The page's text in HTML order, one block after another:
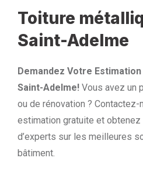
Toiture
Saint-Adelme
Demandez Votre
Saint-Adelme! Vous avez un
ou de rénovation ? Contactez-
estimation gratuite et
d’experts sur les meilleures
bâtiment.